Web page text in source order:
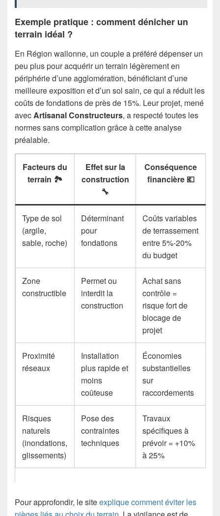
Exemple pratique : comment dénicher un
terrain idéal ?
En Région wallonne, un couple a préféré dépenser un
peu plus pour acquérir un terrain légèrement en
périphérie d’une agglomération, bénéficiant d’une
meilleure exposition et d’un sol sain, ce qui a réduit les
coûts de fondations de près de 15%. Leur projet, mené
avecArtisanal Constructeurs, a respecté toutes les
normes sans complication grâce à cette analyse
préalable.
Facteurs du
terrain 🏞️
Effet sur la
construction
🔧
Conséquence
financière 💶
Type de sol
(argile,
sable, roche)
Déterminant
pour
fondations
Coûts variables
de terrassement
entre 5%-20%
du budget
Zone
constructible
Permet ou
interdit la
construction
Achat sans
contrôle =
risque fort de
blocage de
projet
Proximité
réseaux
Installation
plus rapide et
moins
coûteuse
Économies
substantielles
sur
raccordements
Risques
naturels
(inondations,
glissements)
Pose des
contraintes
techniques
Travaux
spécifiques à
prévoir = +10%
à 25%
Pour approfondir, le siteexplique comment éviter les